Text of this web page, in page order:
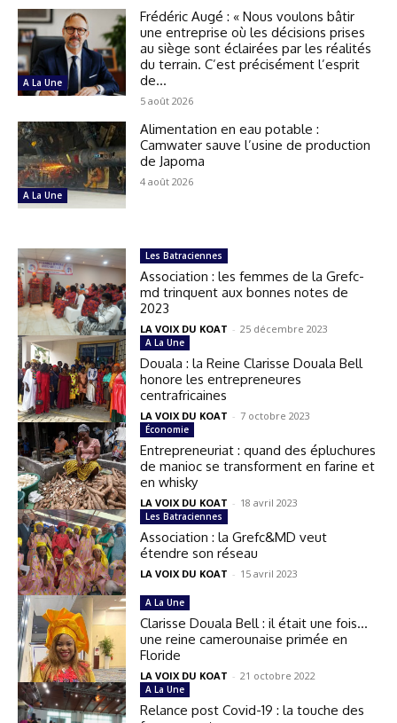
A La Une
Frédéric Augé : « Nous voulons bâtir
une entreprise où les décisions prises
au siège sont éclairées par les réalités
du terrain. C’est précisément l’esprit
de...
5 août 2026
A La Une
Alimentation en eau potable :
Camwater sauve l’usine de production
de Japoma
4 août 2026
Les Batraciennes
Association : les femmes de la Grefc-
md trinquent aux bonnes notes de
2023
LA VOIX DU KOAT - 25 décembre 2023
A La Une
Douala : la Reine Clarisse Douala Bell
honore les entrepreneures
centrafricaines
LA VOIX DU KOAT - 7 octobre 2023
Économie
Entrepreneuriat : quand des épluchures
de manioc se transforment en farine et
en whisky
LA VOIX DU KOAT - 18 avril 2023
Les Batraciennes
Association : la Grefc&MD veut
étendre son réseau
LA VOIX DU KOAT - 15 avril 2023
A La Une
Clarisse Douala Bell : il était une fois…
une reine camerounaise primée en
Floride
LA VOIX DU KOAT - 21 octobre 2022
A La Une
Relance post Covid-19 : la touche des